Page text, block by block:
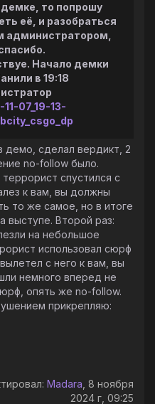
демке, то попрошу
её, и разобраться
администратором,
Начало демки
в 19:18
07_19-13-
демо, сделал вердикт, 2
no-follow было.
спустился с
к вам, вы должны
то же самое, но в итоге
выступе. Второй раз:
на небольшое
использовал сюрф
с него к вам, вы
немного вперед не
опять же no-follow.
прикрепляю:
Madara , 8 ноября
2024 г, 09:25